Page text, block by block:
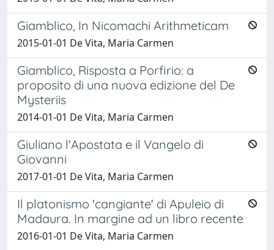
Giamblico, In Nicomachi Arithmeticam
2015-01-01 De Vita, Maria Carmen
Giamblico, Risposta a Porfirio: a
proposito di una nuova edizione del De
Mysteriis
2014-01-01 De Vita, Maria Carmen
Giuliano l'Apostata e il Vangelo di
Giovanni
2017-01-01 De Vita, Maria Carmen
Il platonismo 'cangiante' di Apuleio di
Madaura. In margine ad un libro recente
2016-01-01 De Vita, Maria Carmen